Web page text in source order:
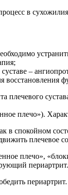
в
–
восстановления
плечевого
плечо»).
в спокойном
плечевое
плечо»,